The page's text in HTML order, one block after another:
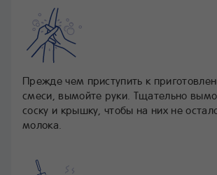
Прежде чем приступить к
смеси, вымойте руки. Тщательно
соску и крышку, чтобы на них не
молока.